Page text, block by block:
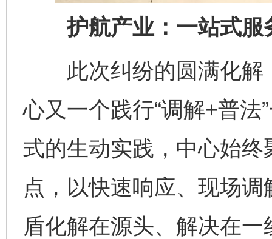
护航产业：一站式服
此次纠纷的圆满化解
心又一个践行“调解+普
式的生动实践，中心始
点，以快速响应、现场
盾化解在源头、解决在